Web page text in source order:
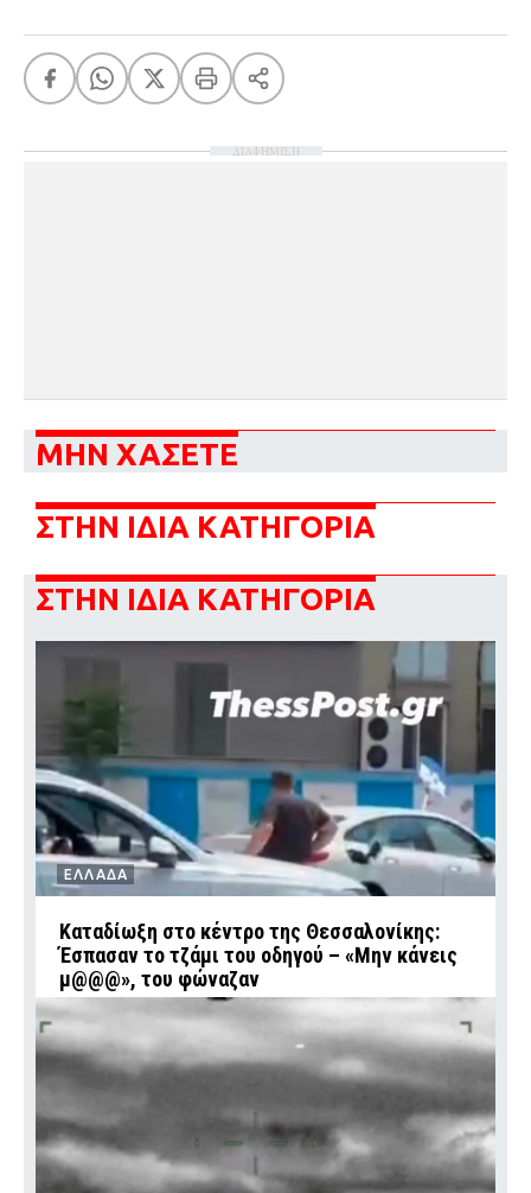
ΔΙΑΦΗΜΙΣΗ
ΜΗΝ ΧΑΣΕΤΕ
ΣΤΗΝ ΙΔΙΑ ΚΑΤΗΓΟΡΙΑ
ΣΤΗΝ ΙΔΙΑ ΚΑΤΗΓΟΡΙΑ
ΕΛΛΑΔΑ
Καταδίωξη στο κέντρο της Θεσσαλονίκης:
Έσπασαν το τζάμι του οδηγού – «Μην κάνεις
μ@@@», του φώναζαν